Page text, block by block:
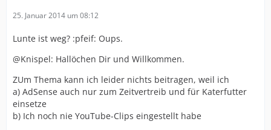
25. Januar 2014 um 08:12
Lunte ist weg? :pfeif: Oups.
@Knispel: Hallöchen Dir und Willkommen.
ZUm Thema kann ich leider nichts beitragen, weil ich
a) AdSense auch nur zum Zeitvertreib und für Katerfutter
einsetze
b) Ich noch nie YouTube-Clips eingestellt habe